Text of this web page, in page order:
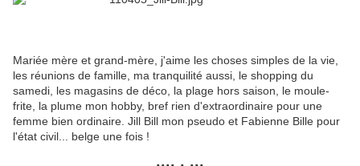
Mariée mère et grand-mère, j'aime les choses simples de la vie,
les réunions de famille, ma tranquilité aussi, le shopping du
samedi, les magasins de déco, la plage hors saison, le moule-
frite, la plume mon hobby, bref rien d'extraordinaire pour une
femme bien ordinaire. Jill Bill mon pseudo et Fabienne Bille pour
l'état civil... belge une fois !